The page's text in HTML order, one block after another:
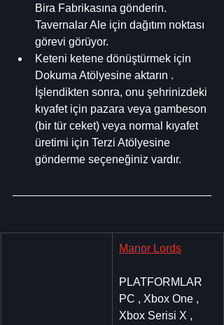
Bira Fabrikasına gönderin.
Tavernalar Ale için dağıtım noktası
görevi görüyor.
Keteni ketene dönüştürmek için
Dokuma Atölyesine aktarın .
İşlendikten sonra, onu şehrinizdeki
kıyafet için pazara veya gambeson
(bir tür ceket) veya normal kıyafet
üretimi için Terzi Atölyesine
gönderme seçeneğiniz vardır.
Manor Lords
PLATFORMLAR
PC , Xbox One ,
Xbox Serisi X ,